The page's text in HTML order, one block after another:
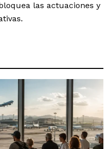
las actuaciones y